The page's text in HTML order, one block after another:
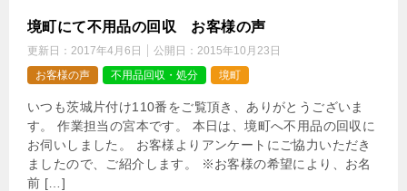
境町にて不用品の回収 お客様の声
更新日： 2017年4月6日 公開日： 2015年10月23日
お客様の声
不用品回収・処分 境町
いつも茨城片付け110番をご覧頂き、ありがとうございま
す。 作業担当の宮本です。 本日は、境町へ不用品の回収に
お伺いしました。 お客様よりアンケートにご協力いただき
ましたので、ご紹介します。 ※お客様の希望により、お名
前 […]